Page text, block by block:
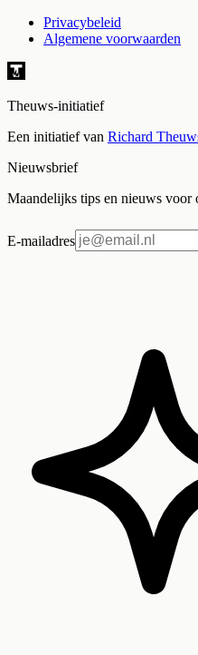
Privacybeleid
Algemene voorwaarden
Theuws-initiatief
Een initiatief van Richard
Nieuwsbrief
Maandelijks tips en nieuws voor
E-mailadres